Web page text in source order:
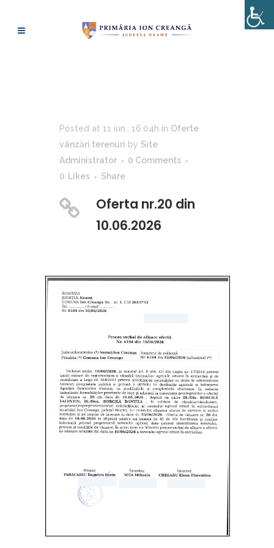
Posted at 11 iun., 16:04h in Oferte
vânzări terenuri by Site
Administrator
0 Comments
0 Likes Share
Oferta nr.20 din
10.06.2026